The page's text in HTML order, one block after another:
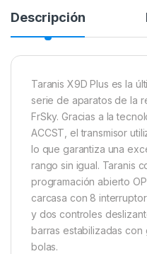
Descripción
Taranis X9D Plus es la
serie de aparatos de la
FrSky. Gracias a la
ACCST, el transmisor
lo que garantiza una
rango sin igual. Taranis
programación abierto
carcasa con 8
y dos controles
barras estabilizadas con
bolas.